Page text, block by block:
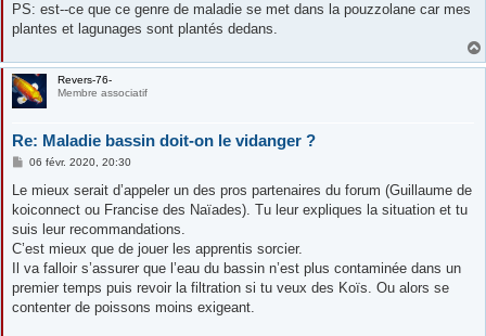
PS: est--ce que ce genre de maladie se met dans la pouzzolane car mes
plantes et lagunages sont plantés dedans.
Revers-76-
Membre associatif
Re: Maladie bassin doit-on le vidanger ?
M
s
a
g
06 févr. 2020, 20:30
Le mieux serait d’appeler un des pros partenaires du forum (Guillaume de
koiconnect ou Francise des Naïades). Tu leur expliques la situation et tu
suis leur recommandations.
C’est mieux que de jouer les apprentis sorcier.
Il va falloir s’assurer que l’eau du bassin n’est plus contaminée dans un
premier temps puis revoir la filtration si tu veux des Koïs. Ou alors se
contenter de poissons moins exigeant.